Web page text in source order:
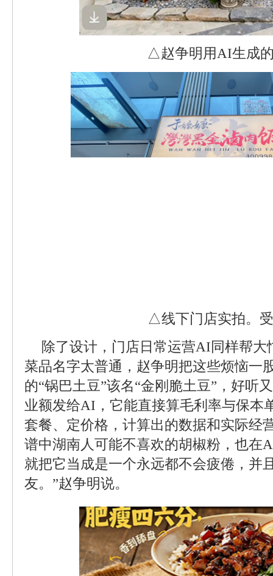
△赵争明用AI生成
△线下门店实拍。
除了设计，门店日常运营AI同样帮
菜品名字太普通，赵争明把这些烦恼一
的“锅巴土豆”该名“金刚脆土豆”，好听
业额发给AI，它能直接算毛利率与保本
套餐、定价格，计算出的数据和实际经
谱中湖南人可能不喜欢的胡椒粉，也在
就把它当成是一个永远都不会疲倦，并
友。”赵争明说。